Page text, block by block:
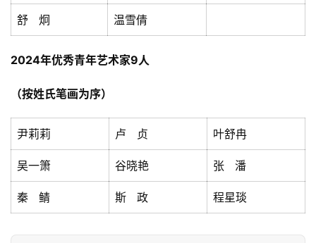
坛
快
术
研
究
教
培
舒 炯 温雪倩
2024年优秀青年艺术家9人
（按姓氏笔画为序）
尹莉莉 卢 贞 叶舒冉
吴一箫 谷晓艳 张 潘
秦 鲭 斯 政 程星琰